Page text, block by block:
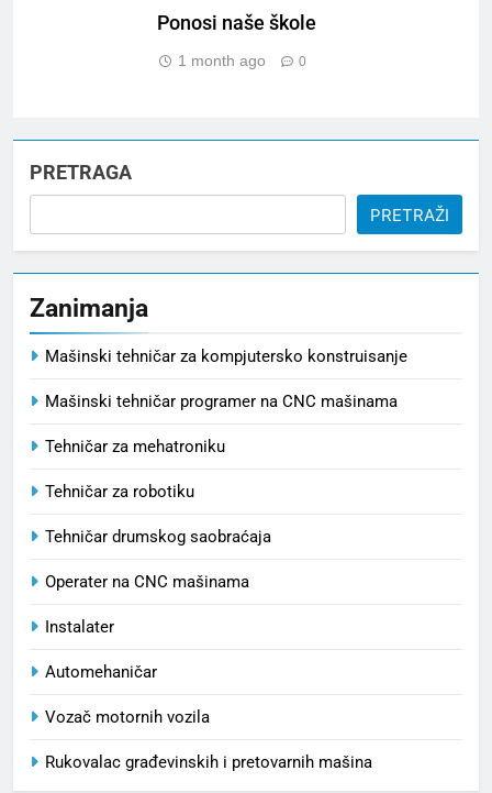
Ponosi naše škole
1 month ago 0
PRETRAGA
PRETRAŽI
Zanimanja
Mašinski tehničar za kompjutersko konstruisanje
Mašinski tehničar programer na CNC mašinama
Tehničar za mehatroniku
Tehničar za robotiku
Tehničar drumskog saobraćaja
Operater na CNC mašinama
Instalater
Automehaničar
Vozač motornih vozila
Rukovalac građevinskih i pretovarnih mašina